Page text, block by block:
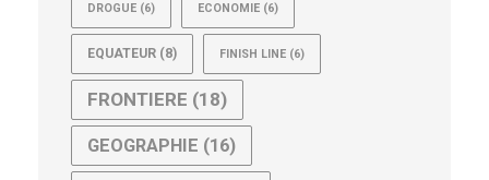
DROGUE (6) ECONOMIE (6)
EQUATEUR (8) FINISH LINE (6)
FRONTIERE (18)
GEOGRAPHIE (16)